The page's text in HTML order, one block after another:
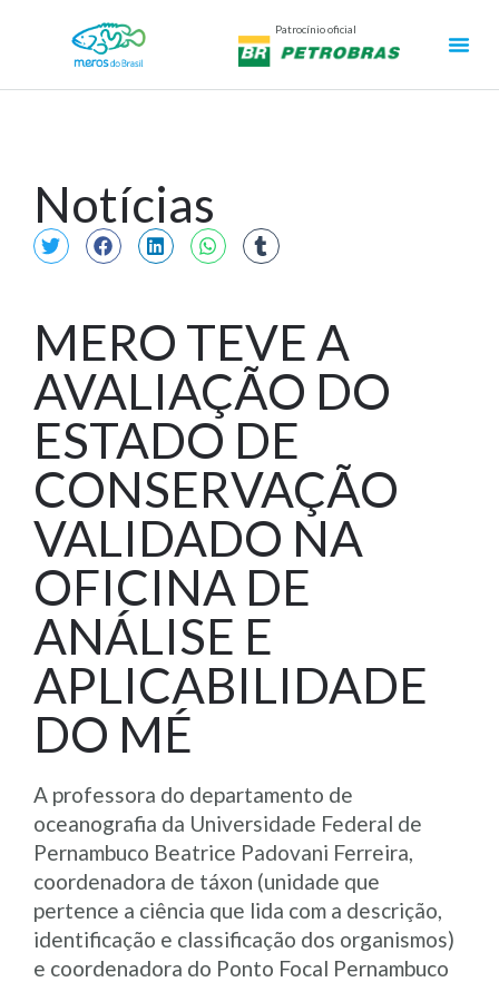
Patrocínio oficial
Notícias
MERO TEVE A
AVALIAÇÃO DO
ESTADO DE
CONSERVAÇÃO
VALIDADO NA
OFICINA DE
ANÁLISE E
APLICABILIDADE
DO MÉ
A professora do departamento de
oceanografia da Universidade Federal de
Pernambuco Beatrice Padovani Ferreira,
coordenadora de táxon (unidade que
pertence a ciência que lida com a descrição,
identificação e classificação dos organismos)
e coordenadora do Ponto Focal Pernambuco